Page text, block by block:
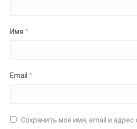
Имя *
Email *
Сохранить моё имя, email и адрес